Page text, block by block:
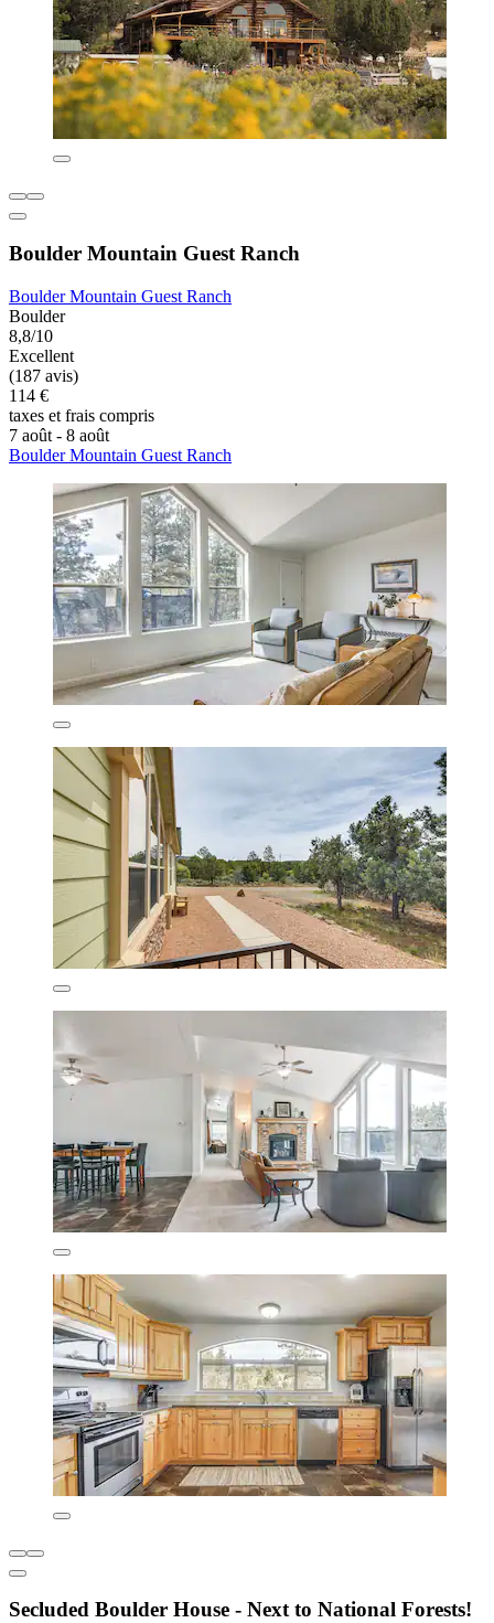
Boulder Mountain Guest Ranch
Boulder Mountain Guest Ranch
Boulder
8,8/10
Excellent
(187 avis)
114 €
taxes et frais compris
7 août - 8 août
Boulder Mountain Guest Ranch
Secluded Boulder House - Next to National Forests!